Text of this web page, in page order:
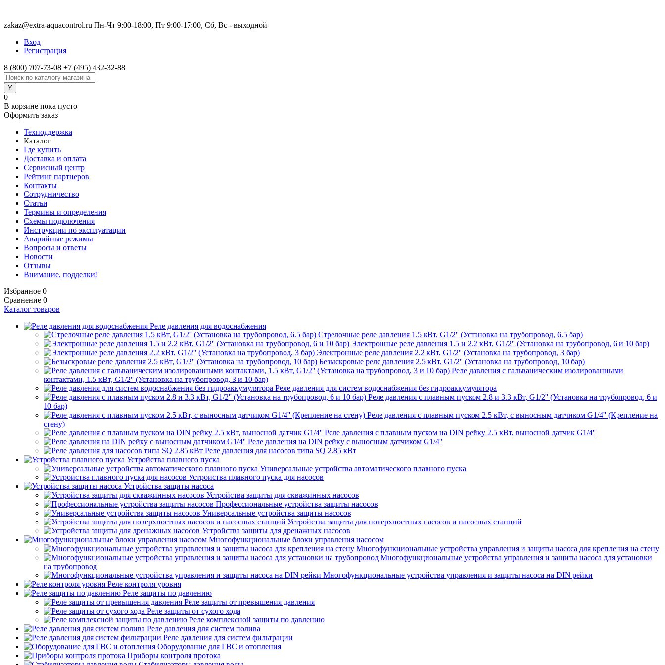
zakaz@extra-aquacontrol.ru Пн-Чт 9:00-18:00, Пт 9:00-17:00, Сб, Вс - выходной
Вход
Регистрация
8 (800) 707-73-08 +7 (495) 432-32-88
0
В корзине пока пусто
Оформить заказ
Техподдержка
Каталог
Где купить
Доставка и оплата
Сервисный центр
Рейтинг партнеров
Контакты
Сотрудничество
Статьи
Термины и определения
Схемы подключения
Инструкции по эксплуатации
Аварийные режимы
Вопросы и ответы
Новости
Отзывы
Внимание, подделки!
Избранное 0
Сравнение 0
Каталог товаров
Реле давления для водоснабжения
Стрелочные реле давления 1.5 кВт, G1/2'' (Установка на трубопровод, 6.5 бар)
Электронные реле давления 1.5 и 2.2 кВт, G1/2'' (Установка на трубопровод, 6 и 10 бар)
Электронные реле давления 2.2 кВт, G1/2'' (Установка на трубопровод, 3 бар)
Безыскровые реле давления 2.5 кВт, G1/2'' (Установка на трубопровод, 10 бар)
Реле давления с гальваническим изолированными
контактами, 1.5 кВт, G1/2'' (Установка на трубопровод, 3 и 10 бар)
Реле давления для систем водоснабжения без гидроаккумулятора
Реле давления с плавным пуском 2.8 и 3.3 кВт, G1/2'' (Установка на трубопровод, 6 и
10 бар)
Реле давления с плавным пуском 2.5 кВт, с выносным датчиком G1/4'' (Крепление на
стену)
Реле давления с плавным пуском на DIN рейку 2.5 кВт, выносной датчик G1/4''
Реле давления на DIN рейку с выносным датчиком G1/4''
Реле давления для насосов типа SQ 2.85 кВт
Устройства плавного пуска
Универсальные устройства автоматического плавного пуска
Устройства плавного пуска для насосов
Устройства защиты насоса
Устройства защиты для скважинных насосов
Профессиональные устройства защиты насосов
Универсальные устройства защиты насосов
Устройства защиты для поверхностных насосов и насосных станций
Устройства защиты для дренажных насосов
Многофункциональные блоки управления насосом
Многофункциональные устройства управления и защиты насоса для крепления на стену
Многофункциональные устройства управления и защиты насоса для установки
на трубопровод
Многофункциональные устройства управления и защиты насоса на DIN рейки
Реле контроля уровня
Реле защиты по давлению
Реле защиты от превышения давления
Реле защиты от сухого хода
Реле комплексной защиты по давлению
Реле давления для систем полива
Реле давления для систем фильтрации
Оборудование для ГВС и отопления
Приборы контроля протока